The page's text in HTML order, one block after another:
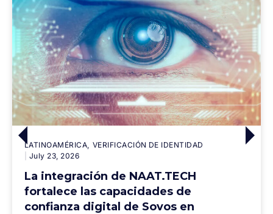
LATINOAMÉRICA VERIFICACIÓN DE IDENTIDAD
July 23, 2026
La integración de NAAT.TECH
fortalece las capacidades de
confianza digital de Sovos en